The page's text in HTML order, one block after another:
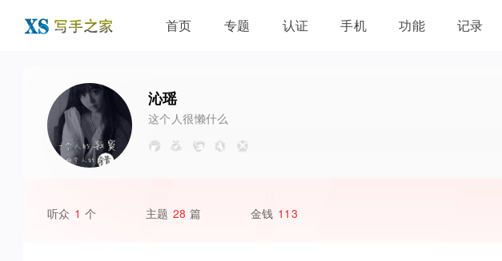
首页 专题 认证 手机 功能 记录
沁瑶
这个人很懒什么
听众 1 个 主题 28 篇 金钱 113